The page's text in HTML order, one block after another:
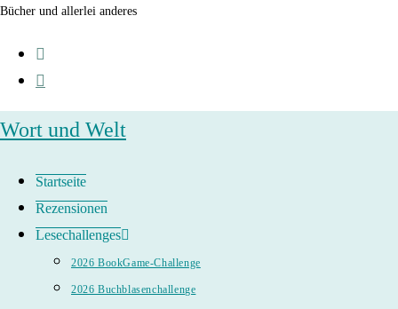
Zum
springen
Bücher und allerlei anderes
Wort und Welt
Startseite
Rezensionen
Lesechallenges
2026 BookGame-Challenge
2026 Buchblasenchallenge